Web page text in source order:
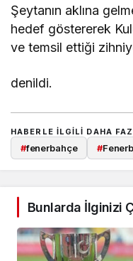
Şeytanın aklına
hedef göstererek
ve temsil ettiği
denildi.
HABERLE ILGILI DAHA
#fenerbahçe #
Bunlarda İlginizi